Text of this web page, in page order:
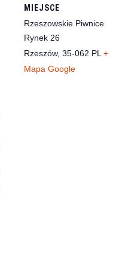
MIEJSCE
Rzeszowskie Piwnice
Rynek 26
Rzeszów, 35-062 PL +
Mapa Google